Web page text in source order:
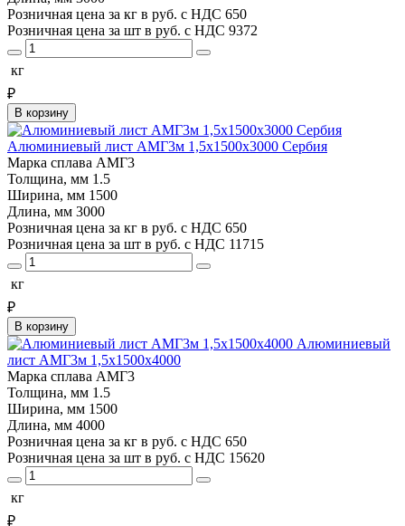
Розничная цена за кг в руб. с НДС 650
Розничная цена за шт в руб. с НДС 9372
кг
₽
В корзину
Алюминиевый лист АМГ3м 1,5х1500х3000 Сербия
Марка сплава АМГ3
Толщина, мм 1.5
Ширина, мм 1500
Длина, мм 3000
Розничная цена за кг в руб. с НДС 650
Розничная цена за шт в руб. с НДС 11715
кг
₽
В корзину
Алюминиевый
лист АМГ3м 1,5х1500х4000
Марка сплава АМГ3
Толщина, мм 1.5
Ширина, мм 1500
Длина, мм 4000
Розничная цена за кг в руб. с НДС 650
Розничная цена за шт в руб. с НДС 15620
кг
₽